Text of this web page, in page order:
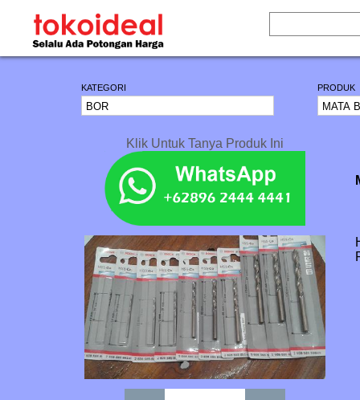
KATEGORI PRODUK
Klik Untuk Tanya Produk Ini